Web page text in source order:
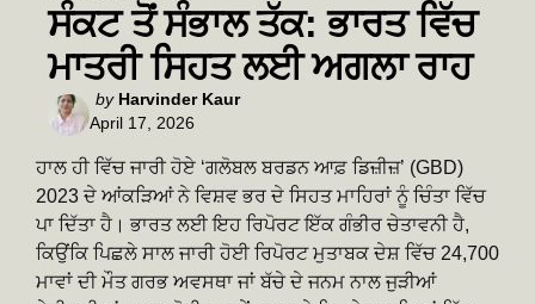
ਸੰਕਟ ਤੋਂ ਸੰਭਾਲ ਤੱਕ: ਭਾਰਤ ਵਿੱਚ
ਮਾਤਰੀ ਸਿਹਤ ਲਈ ਅਗਲਾ ਰਾਹ
Posted
by
by Harvinder Kaur
April 17, 2026
ਹਾਲ ਹੀ ਵਿੱਚ ਜਾਰੀ ਹੋਏ ‘ਗਲੋਬਲ ਬਰਡਨ ਆਫ਼ ਡਿਜ਼ੀਜ਼’ (GBD)
2023 ਦੇ ਆਂਕੜਿਆਂ ਨੇ ਵਿਸ਼ਵ ਭਰ ਦੇ ਸਿਹਤ ਮਾਹਿਰਾਂ ਨੂੰ ਚਿੰਤਾ ਵਿੱਚ
ਪਾ ਦਿੱਤਾ ਹੈ। ਭਾਰਤ ਲਈ ਇਹ ਰਿਪੋਰਟ ਇੱਕ ਗੰਭੀਰ ਚੇਤਾਵਨੀ ਹੈ,
ਕਿਉਂਕਿ ਪਿਛਲੇ ਸਾਲ ਜਾਰੀ ਹੋਈ ਰਿਪੋਰਟ ਮੁਤਾਬਕ ਦੇਸ਼ ਵਿੱਚ 24,700
ਮਾਵਾਂ ਦੀ ਮੌਤ ਗਰਭ ਅਵਸਥਾ ਜਾਂ ਬੱਚੇ ਦੇ ਜਨਮ ਨਾਲ ਜੁੜੀਆਂ